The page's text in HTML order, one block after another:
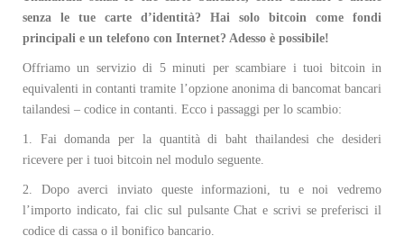
senza le tue carte d’identità? Hai solo bitcoin come fondi
principali e un telefono con Internet? Adesso è possibile!
Offriamo un servizio di 5 minuti per scambiare i tuoi bitcoin in
equivalenti in contanti tramite l’opzione anonima di bancomat bancari
tailandesi – codice in contanti. Ecco i passaggi per lo scambio:
1. Fai domanda per la quantità di baht thailandesi che desideri
ricevere per i tuoi bitcoin nel modulo seguente.
2. Dopo averci inviato queste informazioni, tu e noi vedremo
l’importo indicato, fai clic sul pulsante Chat e scrivi se preferisci il
codice di cassa o il bonifico bancario.